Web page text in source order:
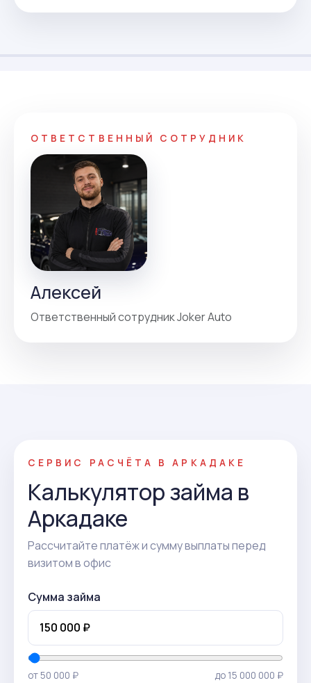
ОТВЕТСТВЕННЫЙ СОТРУДНИК
Алексей
Ответственный сотрудник Joker Auto
СЕРВИС РАСЧЁТА В АРКАДАКЕ
Калькулятор займа в
Аркадаке
Рассчитайте платёж и сумму выплаты перед
визитом в офис
Сумма займа
от 50 000 ₽ до 15 000 000 ₽